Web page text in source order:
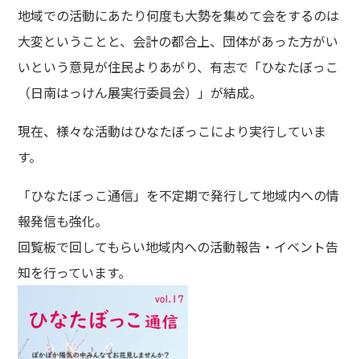
地域での活動にあたり何度も大勢を集めて会をするのは
大変ということと、会計の都合上、団体があった方がい
いという意見が住民よりあがり、有志で「ひなたぼっこ
（日南はっけん展実行委員会）」が結成。
現在、様々な活動はひなたぼっこにより実行していま
す。
「ひなたぼっこ通信」を不定期で発行して地域内への情
報発信も強化。
回覧板で回してもらい地域内への活動報告・イベント告
知を行っています。